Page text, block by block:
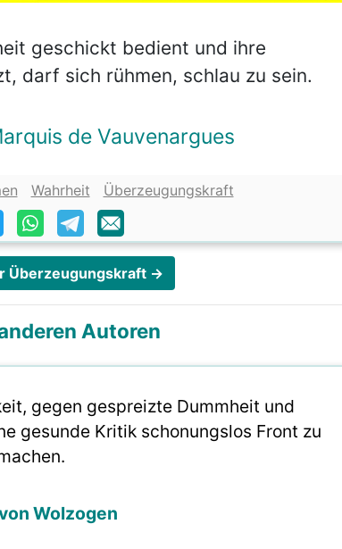
geschickt bedient und ihre
darf sich rühmen, schlau zu sein.
de Vauvenargues
Wahrheit Überzeugungskraft
Überzeugungskraft →
Autoren
gegen gespreizte Dummheit und
gesunde Kritik schonungslos Front zu
Wolzogen